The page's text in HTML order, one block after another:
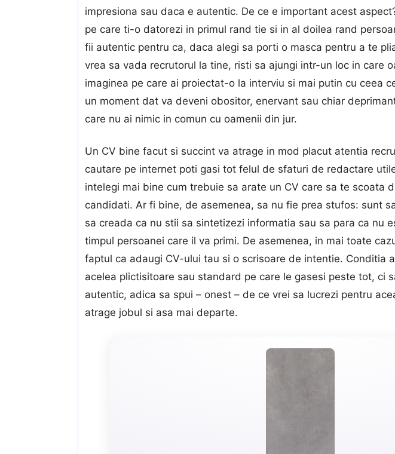
impresiona sau daca e autentic. De ce e important acest
pe care ti-o datorezi in primul rand tie si in al doilea rand
fii autentic pentru ca, daca alegi sa porti o masca pentru a te
vrea sa vada recrutorul la tine, risti sa ajungi intr-un loc in care
imaginea pe care ai proiectat-o la interviu si mai putin cu ceea
un moment dat va deveni obositor, enervant sau chiar
care nu ai nimic in comun cu oamenii din jur.
Un CV bine facut si succint va atrage in mod placut atentia
cautare pe internet poti gasi tot felul de sfaturi de redactare
intelegi mai bine cum trebuie sa arate un CV care sa te scoata
candidati. Ar fi bine, de asemenea, sa nu fie prea stufos: sunt
sa creada ca nu stii sa sintetizezi informatia sau sa para ca nu
timpul persoanei care il va primi. De asemenea, in mai toate
faptul ca adaugi CV-ului tau si o scrisoare de intentie. Conditia
acelea plictisitoare sau standard pe care le gasesi peste tot, ci
autentic, adica sa spui – onest – de ce vrei sa lucrezi pentru
atrage jobul si asa mai departe.